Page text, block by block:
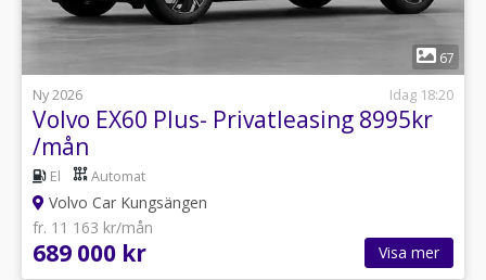
67
Ny 2026
Idag 18:20
Volvo EX60 Plus- Privatleasing 8995kr
/mån
El Automat
Volvo Car Kungsängen
fr. 11 163 kr/mån
689 000 kr Visa mer